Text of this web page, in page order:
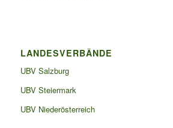
LANDESVERBÄNDE
UBV Salzburg
UBV Steiermark
UBV Niederösterreich